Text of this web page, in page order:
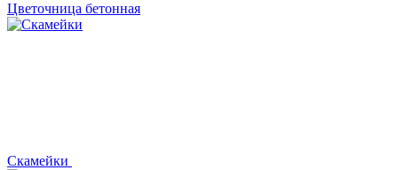
Цветочница бетонная
Скамейки